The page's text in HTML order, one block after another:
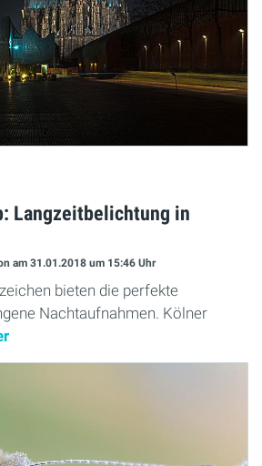
Langzeitbelichtung in
am 31.01.2018 um 15:46 Uhr
bieten die perfekte
Nachtaufnahmen. Kölner